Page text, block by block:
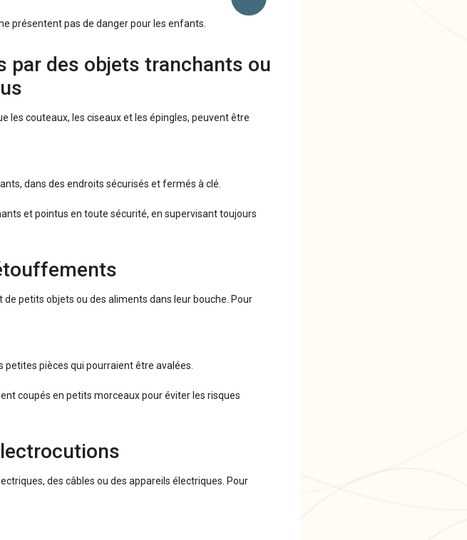
présentent pas de danger pour les enfants.
par des objets tranchants ou
les couteaux, les ciseaux et les épingles, peuvent être
dans des endroits sécurisés et fermés à clé.
et pointus en toute sécurité, en supervisant toujours
petits objets ou des aliments dans leur bouche. Pour
pièces qui pourraient être avalées.
coupés en petits morceaux pour éviter les risques
des câbles ou des appareils électriques. Pour